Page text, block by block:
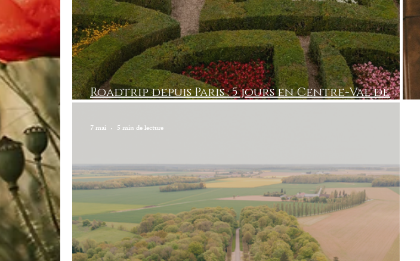
Roadtrip depuis Paris : 5 jours en Centre-Val de
Loire
7 mai 5 min de lecture